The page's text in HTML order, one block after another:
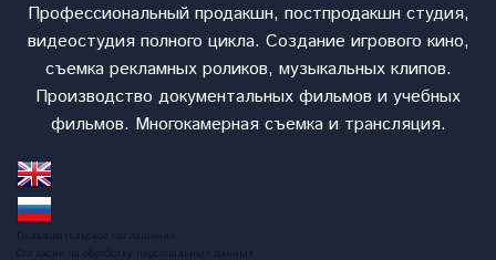
Профессиональный продакшн, постпродакшн студия,
видеостудия полного цикла. Cоздание игрового кино,
съемка рекламных роликов, музыкальных клипов.
Производство документальных фильмов и учебных
фильмов. Многокамерная съемка и трансляция.
Пользовательское соглашение
Согласие на обработку персональных данных